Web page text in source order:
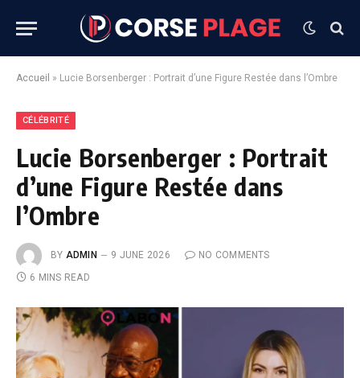
Accueil » Lucie Borsenberger : Portrait d’une Figure Restée dans l’Ombre
CÉLÉBRITÉ
Lucie Borsenberger : Portrait
d’une Figure Restée dans
l’Ombre
BY ADMIN 9 JUNE 2026
NO COMMENTS
6 MINS READ